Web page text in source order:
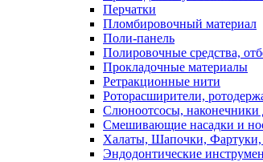
Перчатки
Пломбировочный материал
Поли-панель
Полировочные средства,
Прокладочные материалы
Ретракционные нити
Роторасширители,
Слюноотсосы, наконечники
Смешивающие насадки и
Халаты, Шапочки,
Эндодонтические